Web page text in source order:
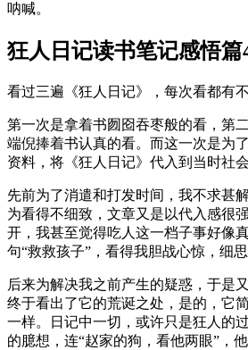
呐喊。
狂人日记读书笔记感悟篇
看过三遍《狂人日记》，每次看都有不
第一次是拿着书囫囵吞枣般的看，第
端倪捧着书认真的看。而这一次是为
资料，将《狂人日记》代入到当时社
先前为了消遣和打发时间，我不求甚
为看得不细致，文章又是以代入感很
开，我甚至觉得吃人这一档子事好像
句“救救孩子”，看得我胆战心惊，细思
后来为解决我之前产生的疑惑，于是
终于看出了它的荒诞之处，是的，它
一样。日记中一切，或许只是狂人的
的臆想，连“赵家的狗，看他两眼”，